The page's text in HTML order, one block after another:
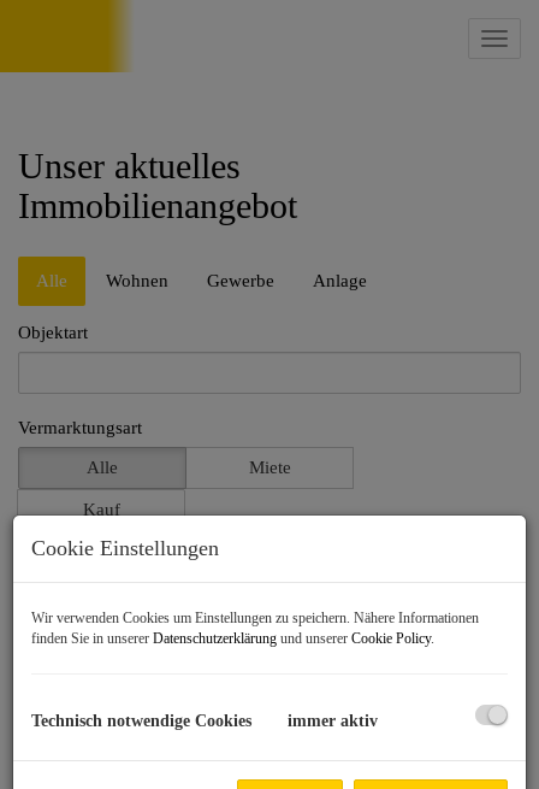
Unser aktuelles
Immobilienangebot
Alle Wohnen Gewerbe Anlage
Objektart
Vermarktungsart
Alle Miete
Kauf
Region
Cookie Einstellungen
Wir verwenden Cookies um Einstellungen zu speichern. Nähere Informationen
finden Sie in unserer Datenschutzerklärung und unserer Cookie Policy.
Technisch notwendige Cookies immer aktiv